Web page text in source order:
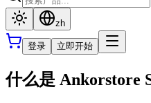
zh
登录 立即开始
什么是 Ankorstore